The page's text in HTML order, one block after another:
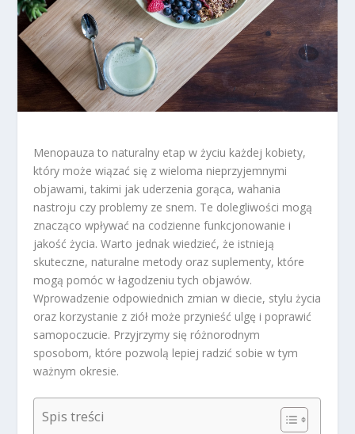
Menopauza to naturalny etap w życiu każdej kobiety,
który może wiązać się z wieloma nieprzyjemnymi
objawami, takimi jak uderzenia gorąca, wahania
nastroju czy problemy ze snem. Te dolegliwości mogą
znacząco wpływać na codzienne funkcjonowanie i
jakość życia. Warto jednak wiedzieć, że istnieją
skuteczne, naturalne metody oraz suplementy, które
mogą pomóc w łagodzeniu tych objawów.
Wprowadzenie odpowiednich zmian w diecie, stylu życia
oraz korzystanie z ziół może przynieść ulgę i poprawić
samopoczucie. Przyjrzymy się różnorodnym
sposobom, które pozwolą lepiej radzić sobie w tym
ważnym okresie.
Spis treści